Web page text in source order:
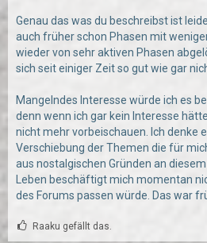
Genau das was du beschreibst ist
auch früher schon Phasen mit
wieder von sehr aktiven Phasen
sich seit einiger Zeit so gut wie gar
Mangelndes Interesse würde ich es
denn wenn ich gar kein Interesse
nicht mehr vorbeischauen. Ich denke
Verschiebung der Themen die für
aus nostalgischen Gründen an
Leben beschäftigt mich momentan
des Forums passen würde. Das war
Raaku gefällt das.